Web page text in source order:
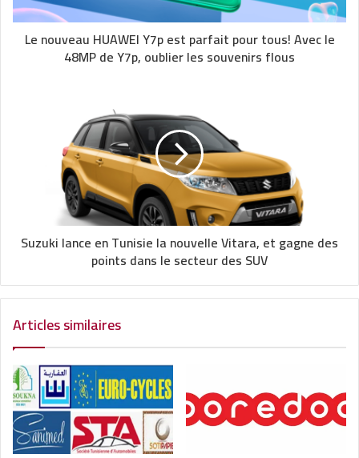
Le nouveau HUAWEI Y7p est parfait pour tous! Avec le
48MP de Y7p, oublier les souvenirs flous
Suzuki lance en Tunisie la nouvelle Vitara, et gagne des
points dans le secteur des SUV
Articles similaires